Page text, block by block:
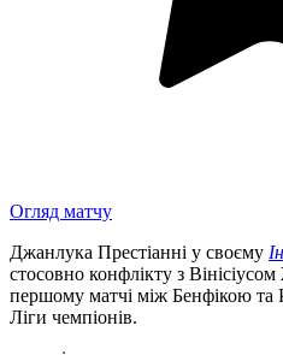
Огляд матчу
Джанлука Престіанні у своєму
стосовно конфлікту з
першому матчі між Бенфікою та
Ліги чемпіонів.